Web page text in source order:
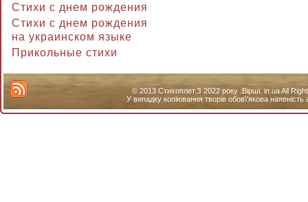
Стихи с днем рождения
Стихи с днем рождения
на украинском языке
Прикольные стихи
© 2013 Стихоплет.З 2022 року :Вірші. in.ua All
У випадку копіювання творів обов\'якова наявність